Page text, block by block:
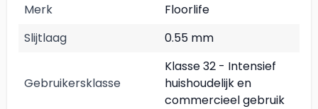
Merk
Floorlife
Slijtlaag
0.55 mm
Gebruikersklasse
Klasse 32 - Intensief
huishoudelijk en
commercieel gebruik